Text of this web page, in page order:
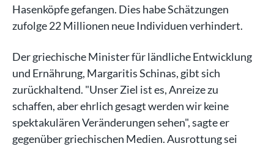
Hasenköpfe gefangen. Dies habe Schätzungen
zufolge 22 Millionen neue Individuen verhindert.
Der griechische Minister für ländliche Entwicklung
und Ernährung, Margaritis Schinas, gibt sich
zurückhaltend. "Unser Ziel ist es, Anreize zu
schaffen, aber ehrlich gesagt werden wir keine
spektakulären Veränderungen sehen", sagte er
gegenüber griechischen Medien. Ausrottung sei